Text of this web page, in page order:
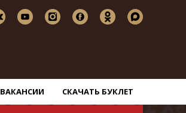
ВАКАНСИИ СКАЧАТЬ БУКЛЕТ